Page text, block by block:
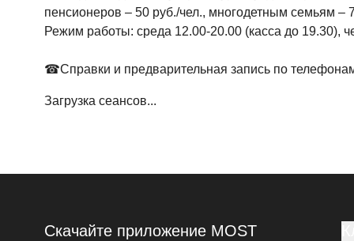
пенсионеров – 50 руб./чел., многодетным семьям –
Режим работы: среда 12.00-20.00 (касса до 19.30),
☎Справки и предварительная запись по
Загрузка сеансов...
Скачайте приложение MOST